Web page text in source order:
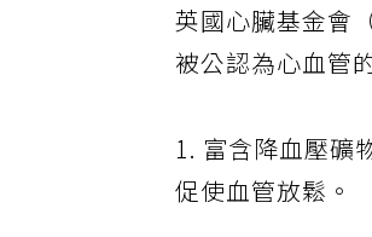
英國心臟基金會
被公認為心血管
1. 富含降血壓礦
促使血管放鬆。